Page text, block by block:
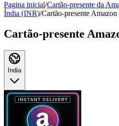
Pagina inicial/Cartão-presente da
Índia (INR)/Cartão-presente
Cartão-presente
India